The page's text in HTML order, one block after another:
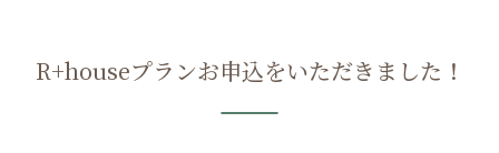
R+houseプランお申込をいただきました！